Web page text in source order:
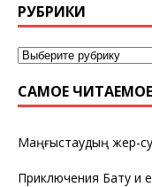
РУБРИКИ
САМОЕ ЧИТАЕМОЕ
Маңғыстаудың жер-
Приключения Бату